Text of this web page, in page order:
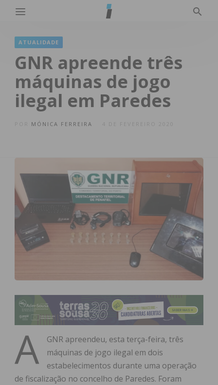
ATUALIDADE
GNR apreende três
máquinas de jogo
ilegal em Paredes
MÓNICA FERREIRA 4 DE FEVEREIRO 2020
A
GNR apreendeu, esta terça-feira, três
máquinas de jogo ilegal em dois
estabelecimentos durante uma operação
de fiscalização no concelho de Paredes. Foram